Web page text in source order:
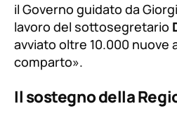
il Governo guidato da
lavoro del sottosegretario
avviato oltre 10.000 nuove
comparto».
Il sostegno della